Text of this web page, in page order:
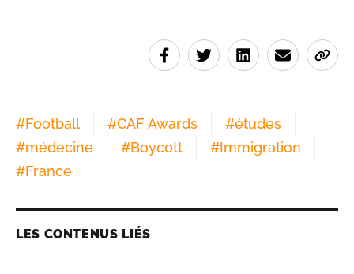
#Football #CAF Awards #études
#médecine #Boycott #Immigration
#France
LES CONTENUS LIÉS